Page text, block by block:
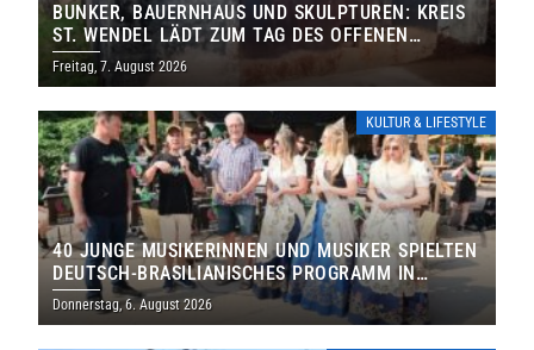
BUNKER, BAUERNHAUS UND SKULPTUREN: KREIS
ST. WENDEL LÄDT ZUM TAG DES OFFENEN
DENKMALS EIN
Freitag, 7. August 2026
KULTUR & LIFESTYLE
40 JUNGE MUSIKERINNEN UND MUSIKER SPIELTEN
DEUTSCH-BRASILIANISCHES PROGRAMM IN
THOLEY
Donnerstag, 6. August 2026